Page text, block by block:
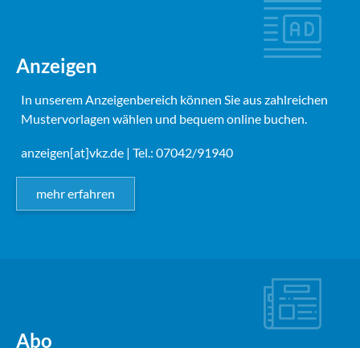
Anzeigen
In unserem Anzeigenbereich können Sie aus zahlreichen
Mustervorlagen wählen und bequem online buchen.
anzeigen[at]vkz.de | Tel.: 07042/91940
mehr erfahren
Abo